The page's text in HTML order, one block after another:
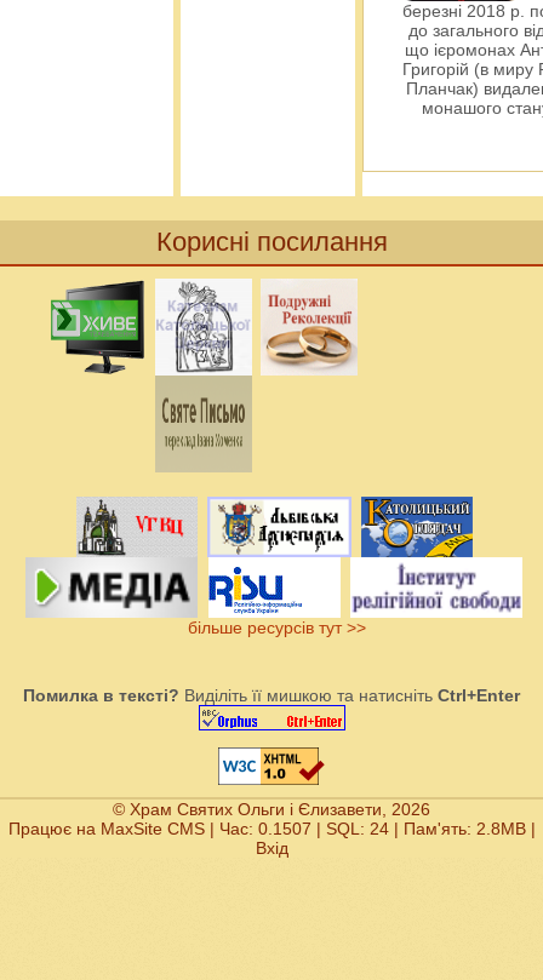
березні 2018 р.
до загального
що ієромонах
Григорій (в миру
Планчак)
монашого
Корисні посилання
більше ресурсів тут >>
Помилка в тексті? Виділіть її мишкою та натисніть Ctrl+Enter
© Храм Святих Ольги і Єлизавети, 2026
Працює на MaxSite CMS| Час: 0.1507 | SQL: 24 | Пам'ять: 2.8MB|
Вхід